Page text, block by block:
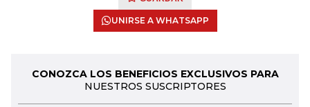
UNIRSE A WHATSAPP
CONOZCA LOS BENEFICIOS EXCLUSIVOS PARA
NUESTROS SUSCRIPTORES